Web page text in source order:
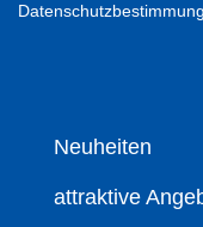
Neuheiten
attraktive